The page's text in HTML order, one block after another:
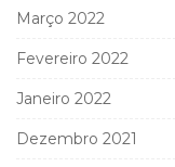
Março 2022
Fevereiro 2022
Janeiro 2022
Dezembro 2021